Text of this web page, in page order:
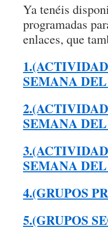
Ya tenéis
programadas
enlaces, que
SEMANA
SEMANA
SEMANA
4.(GRUPOS
5.(GRUPOS